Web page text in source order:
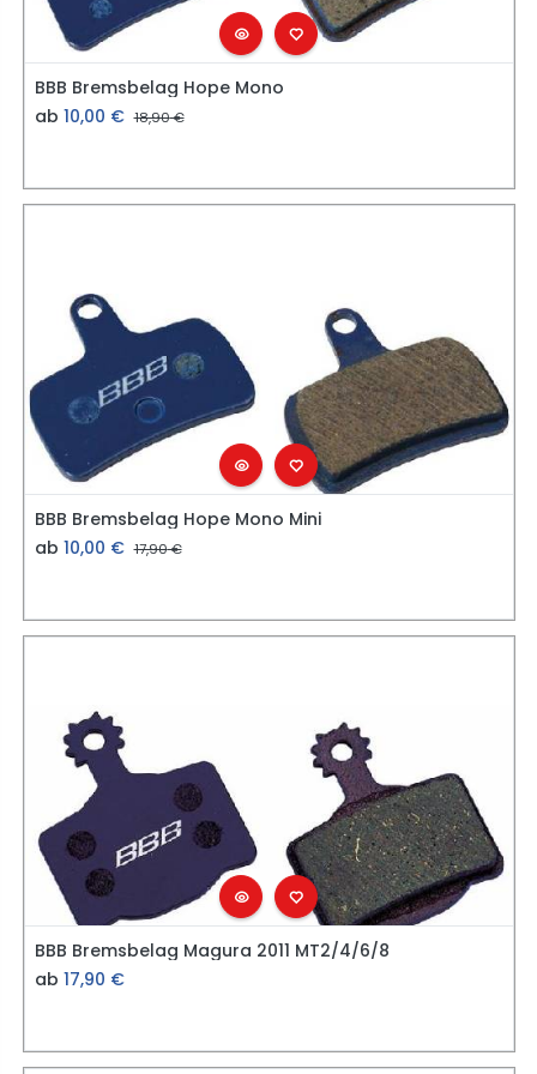
BBB Bremsbelag Hope Mono
ab 10,00 € 18,90€
BBB Bremsbelag Hope Mono Mini
ab 10,00 € 17,90€
BBB Bremsbelag Magura 2011 MT2/4/6/8
ab 17,90 €